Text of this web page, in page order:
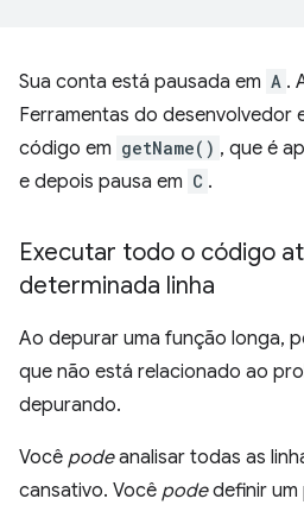
Sua conta está pausada em A .
Ferramentas do desenvolvedor
código em getName() , que é
e depois pausa em C .
Executar todo o código
determinada linha
Ao depurar uma função longa,
que não está relacionado ao
depurando.
Você podeanalisar todas as
cansativo. Você podedefinir um